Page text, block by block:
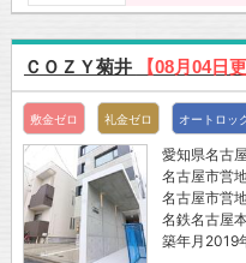
ＣＯＺＹ菊井 【08月04日更
敷金ゼロ 礼金ゼロ オートロッ
愛知県名古
名古屋市営
名古屋市営
名鉄名古屋
築年月2019